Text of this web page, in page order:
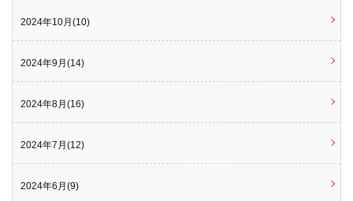
2024年10月(10)
2024年9月(14)
2024年8月(16)
2024年7月(12)
2024年6月(9)